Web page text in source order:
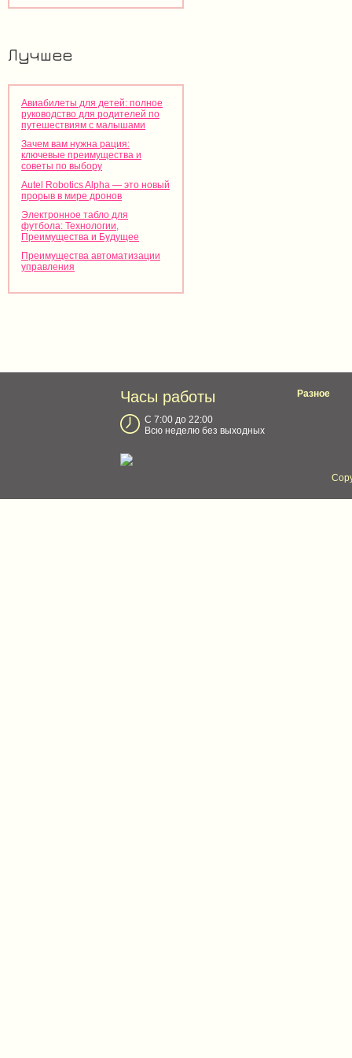
Лучшее
Авиабилеты для детей: полное
руководство для родителей по
путешествиям с малышами
Зачем вам нужна рация:
ключевые преимущества и
советы по выбору
Autel Robotics Alpha — это новый
прорыв в мире дронов
Электронное табло для
футбола: Технологии,
Преимущества и Будущее
Преимущества автоматизации
управления
Часы работы
С 7:00 до 22:00
Всю неделю без выходных
Разное